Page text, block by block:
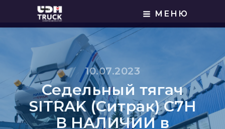
МЕНЮ
10.07.2023
Седельный тягач
SITRAK (Ситрак) C7H
В НАЛИЧИИ в